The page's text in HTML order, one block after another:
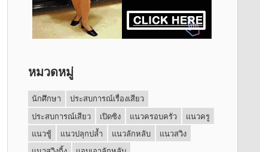
หมวดหมู่
นักศึกษา
ประสบการณ์เรื่องเสียว
ประสบการณ์เสียว
เปิดซิง แนวครอบครัว
แนวครู
แนวชู้
แนวปลุกปล้ำ แนวลักหลับ
แนวสวิง